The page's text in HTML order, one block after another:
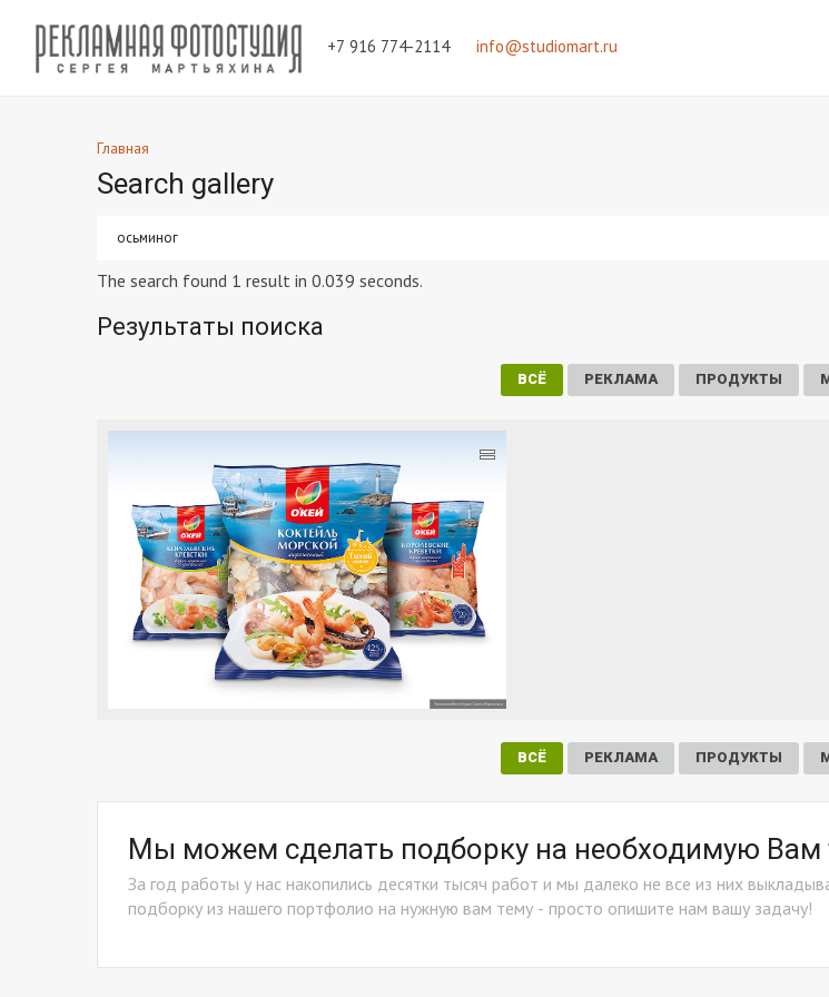
+7 916 774-2114 info@studiomart.ru
Главная
Search gallery
The search found 1 result in 0.039 seconds.
Результаты поиска
ПРОДУКТЫ
РЕКЛАМА
ВСЁ
=
ПРОДУКТЫ
РЕКЛАМА
ВСЁ
Мы можем сделать подборку на необходимую Вам
За год работы у нас накопились десятки тысяч работ и мы далеко не все из них
подборку из нашего портфолио на нужную вам тему - просто опишите нам вашу задачу!